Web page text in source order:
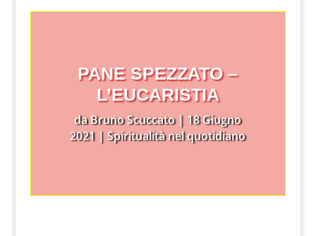
PANE SPEZZATO –
L’EUCARISTIA
daBruno Scuccato| 18 Giugno
2021 | Spiritualità nel quotidiano